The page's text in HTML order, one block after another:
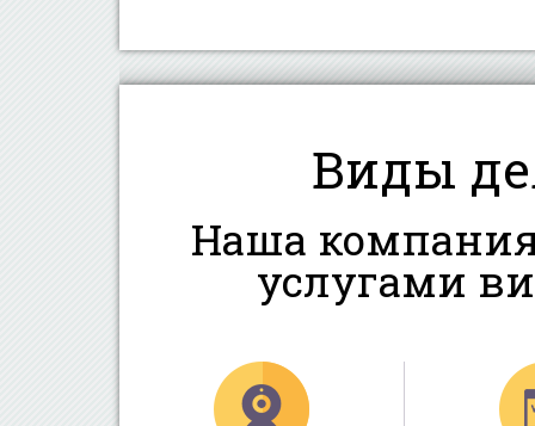
Виды
Наша
услугами